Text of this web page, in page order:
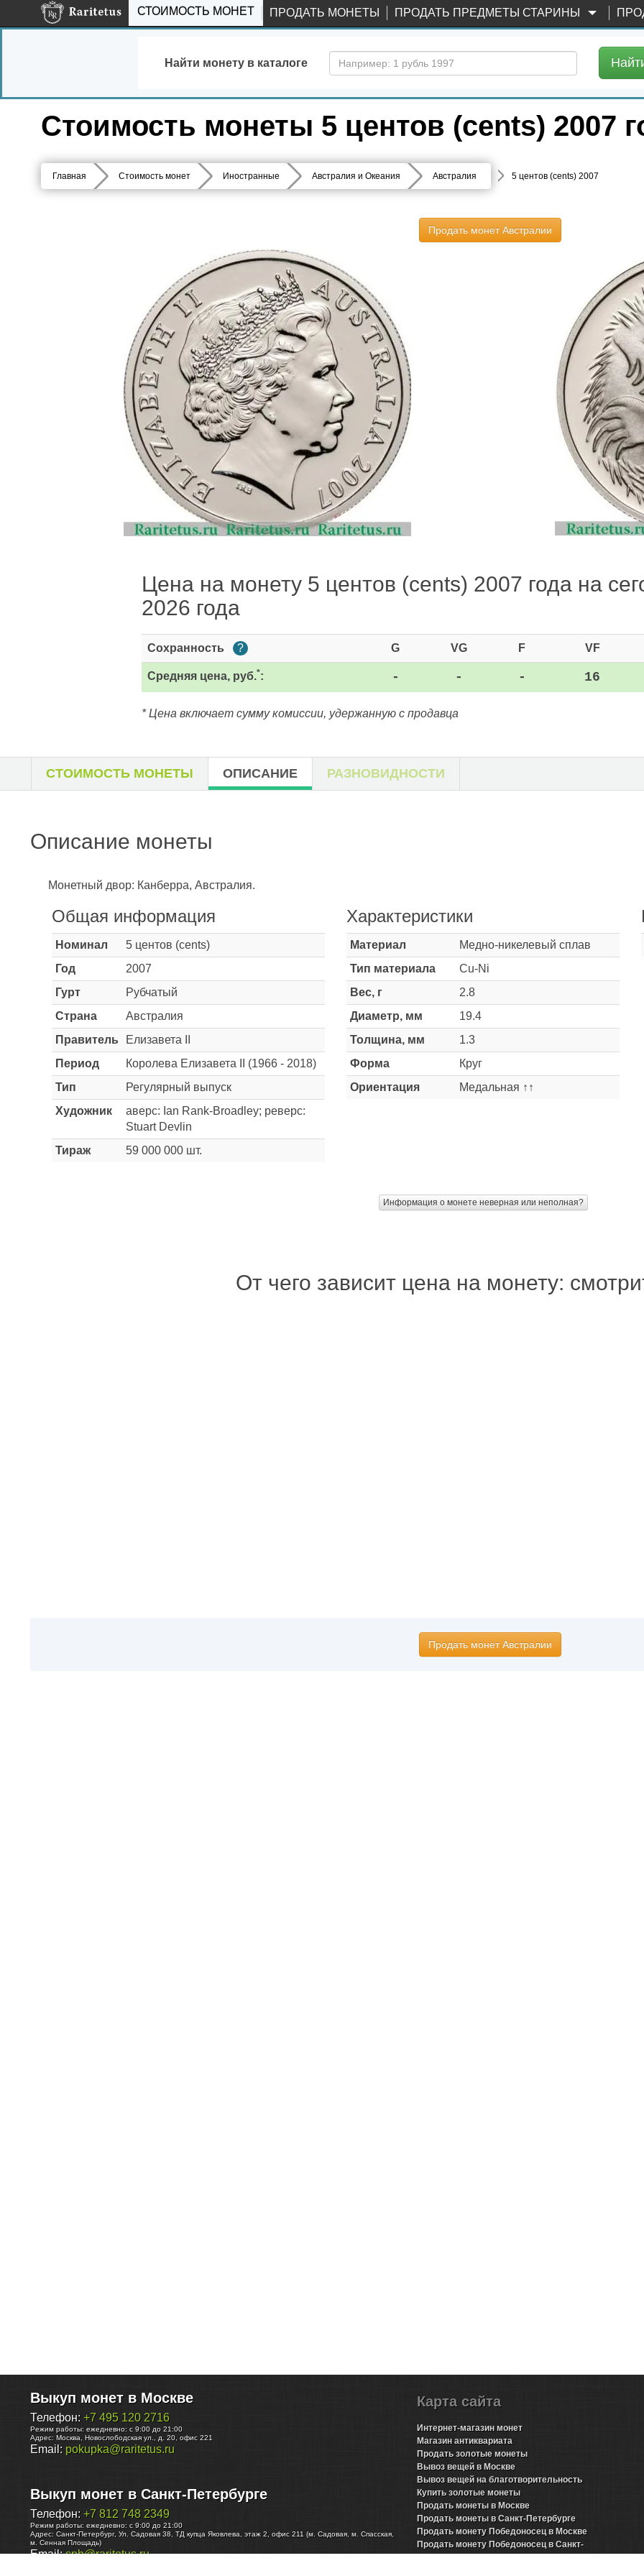
СТОИМОСТЬ МОНЕТ ПРОДАТЬ МОНЕТЫ ПРОДАТЬ ПРЕДМЕТЫ СТАРИНЫ
Найти монету в каталоге
Стоимость монеты 5 центов (cents) 2007
Главная Стоимость монет Иностранные Австралия и Океания Австралия 5 центов (cents) 2007
Продать монет Австралии
Цена на монету 5 центов (cents) 2007 года на
2026 года
Сохранность ? G VG F VF
Средняя цена, руб.*: - - - 16
* Цена включает сумму комиссии, удержанную с продавца
СТОИМОСТЬ МОНЕТЫ ОПИСАНИЕ РАЗНОВИДНОСТИ
Описание монеты
Монетный двор: Канберра, Австралия.
Общая информация
Номинал
5 центов (cents)
Год
2007
Гурт
Рубчатый
Страна
Австралия
Правитель
Елизавета II
Период
Королева Елизавета II (1966 - 2018)
Тип
Регулярный выпуск
Художник
аверс: Ian Rank-Broadley; реверс:
Stuart Devlin
Тираж
59 000 000 шт.
Характеристики
Материал
Медно-никелевый сплав
Тип материала
Cu-Ni
Вес, г
2.8
Диаметр, мм
19.4
Толщина, мм
1.3
Форма
Круг
Ориентация
Медальная ↑↑
Информация о монете неверная или неполная?
От чего зависит цена на монету:
Продать монет Австралии
Выкуп монет в Москве
Телефон: +7 495 120 2716
Режим работы: ежедневно: с 9:00 до 21:00
Адрес: Москва Новослободская ул., д. 20, офис 221
Email: pokupka@raritetus.ru
Выкуп монет в Санкт-Петербурге
Телефон: +7 812 748 2349
Режим работы: ежедневно: с 9:00 до 21:00
Адрес: Санкт-Петербург, Ул. Садовая 38, ТД купца Яковлева, этаж 2, офис 211 (м. Садовая, м. Спасская,
м. Сенная Площадь)
Email:spb@raritetus.ru
Карта сайта
Интернет-магазин монет
Магазин антиквариата
Продать золотые монеты
Вывоз вещей в Москве
Вывоз вещей на благотворительность
Купить золотые монеты
Продать монеты в Москве
Продать монеты в Санкт-Петербурге
Продать монету Победоносец в Москве
Продать монету Победоносец в Санкт-